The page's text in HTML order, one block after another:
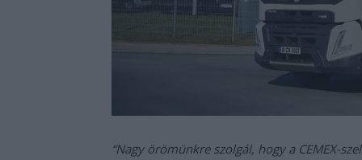
“Nagy örömünkre szolgál, hogy a CEMEX-